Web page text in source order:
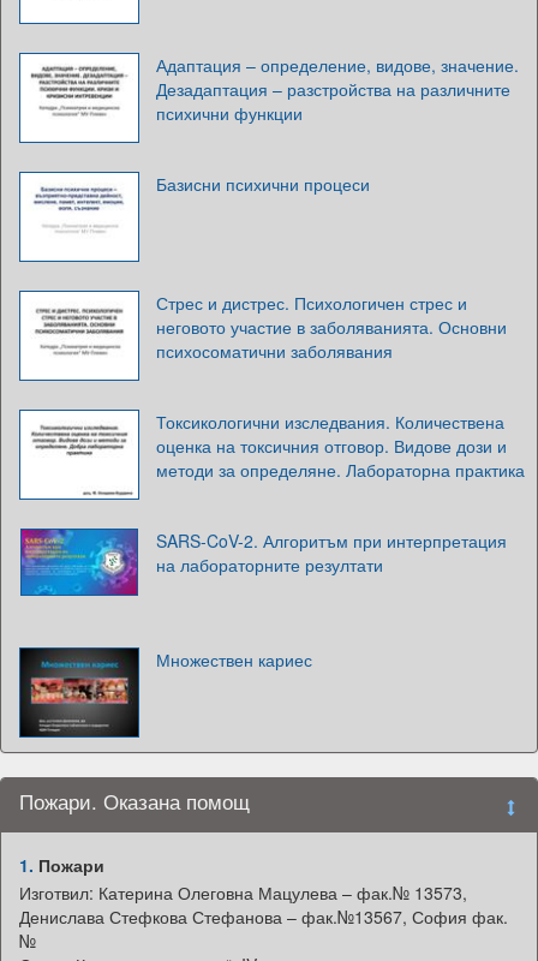
Адаптация – определение, видове, значение.
Дезадаптация – разстройства на различните
психични функции
Базисни психични процеси
Стрес и дистрес. Психологичен стрес и
неговото участие в заболяванията. Основни
психосоматични заболявания
Токсикологични изследвания. Количествена
оценка на токсичния отговор. Видове дози и
методи за определяне. Лабораторна практика
SARS-CoV-2. Алгоритъм при интерпретация
на лабораторните резултати
Множествен кариес
Пожари. Оказана помощ
1. Пожари
Изготвил: Катерина Олеговна Мацулева – фак.№ 13573,
Денислава Стефкова Стефанова – фак.№13567, София фак.
№